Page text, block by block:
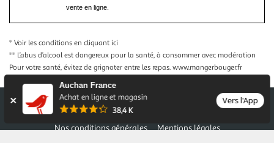
Auchan France
Achat en ligne et magasin
38,4 K
Vers l'App
vente en ligne.
* Voir les conditions en cliquant ici
** L’abus d’alcool est dangereux pour la santé, à consommer avec modération
Pour votre santé, évitez de grignoter entre les repas. www.mangerbouger.fr
Nos conditions générales
Mentions légales